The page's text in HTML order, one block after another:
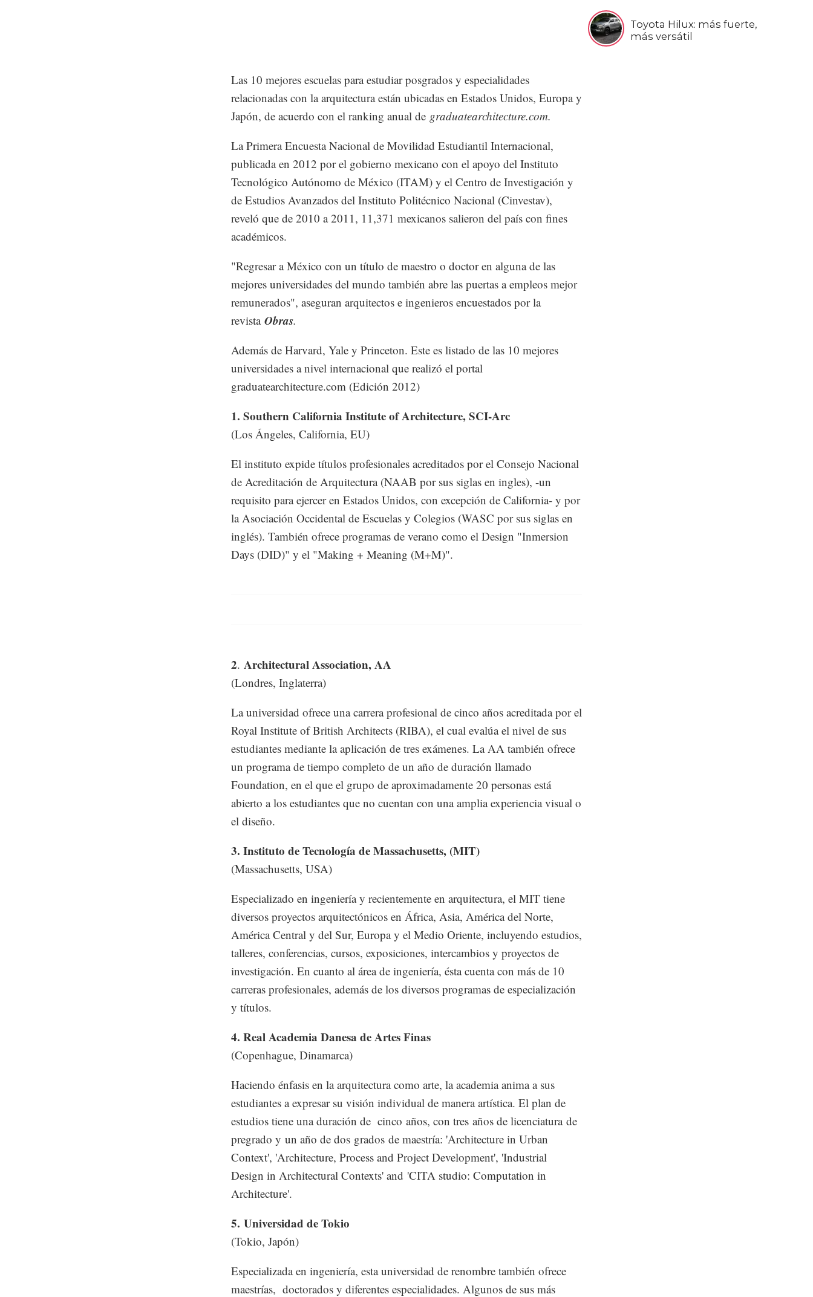
Toyota Hilux: más fuerte,
más versátil
Las 10 mejores escuelas para estudiar posgrados y especialidades
relacionadas con la arquitectura están ubicadas en Estados Unidos, Europa y
Japón, de acuerdo con el ranking anual de graduatearchitecture.com.
La Primera Encuesta Nacional de Movilidad Estudiantil Internacional,
publicada en 2012 por el gobierno mexicano con el apoyo del Instituto
Tecnológico Autónomo de México (ITAM) y el Centro de Investigación y
de Estudios Avanzados del Instituto Politécnico Nacional (Cinvestav),
reveló que de 2010 a 2011, 11,371 mexicanos salieron del país con fines
académicos.
"Regresar a México con un título de maestro o doctor en alguna de las
mejores universidades del mundo también abre las puertas a empleos mejor
remunerados", aseguran arquitectos e ingenieros encuestados por la
revista Obras.
Además de Harvard, Yale y Princeton. Este es listado de las 10 mejores
universidades a nivel internacional que realizó el portal
graduatearchitecture.com (Edición 2012)
1. Southern California Institute of Architecture, SCI-Arc
(Los Ángeles, California, EU)
El instituto expide títulos profesionales acreditados por el Consejo Nacional
de Acreditación de Arquitectura (NAAB por sus siglas en ingles), -un
requisito para ejercer en Estados Unidos, con excepción de California- y por
la Asociación Occidental de Escuelas y Colegios (WASC por sus siglas en
inglés). También ofrece programas de verano como el Design "Inmersion
Days (DID)" y el "Making + Meaning (M+M)".
2. Architectural Association, AA
(Londres, Inglaterra)
La universidad ofrece una carrera profesional de cinco años acreditada por el
Royal Institute of British Architects (RIBA), el cual evalúa el nivel de sus
estudiantes mediante la aplicación de tres exámenes. La AA también ofrece
un programa de tiempo completo de un año de duración llamado
Foundation, en el que el grupo de aproximadamente 20 personas está
abierto a los estudiantes que no cuentan con una amplia experiencia visual o
el diseño.
3. Instituto de Tecnología de Massachusetts, (MIT)
(Massachusetts, USA)
Especializado en ingeniería y recientemente en arquitectura, el MIT tiene
diversos proyectos arquitectónicos en África, Asia, América del Norte,
América Central y del Sur, Europa y el Medio Oriente, incluyendo estudios,
talleres, conferencias, cursos, exposiciones, intercambios y proyectos de
investigación. En cuanto al área de ingeniería, ésta cuenta con más de 10
carreras profesionales, además de los diversos programas de especialización
y títulos.
4. Real Academia Danesa de Artes Finas
(Copenhague, Dinamarca)
Haciendo énfasis en la arquitectura como arte, la academia anima a sus
estudiantes a expresar su visión individual de manera artística. El plan de
estudios tiene una duración de cinco años, con tres años de licenciatura de
pregrado y un año de dos grados de maestría: 'Architecture in Urban
Context', 'Architecture, Process and Project Development', 'Industrial
Design in Architectural Contexts' and 'CITA studio: Computation in
Architecture'.
5. Universidad de Tokio
(Tokio, Japón)
Especializada en ingeniería, esta universidad de renombre también ofrece
maestrías, doctorados y diferentes especialidades. Algunos de sus más